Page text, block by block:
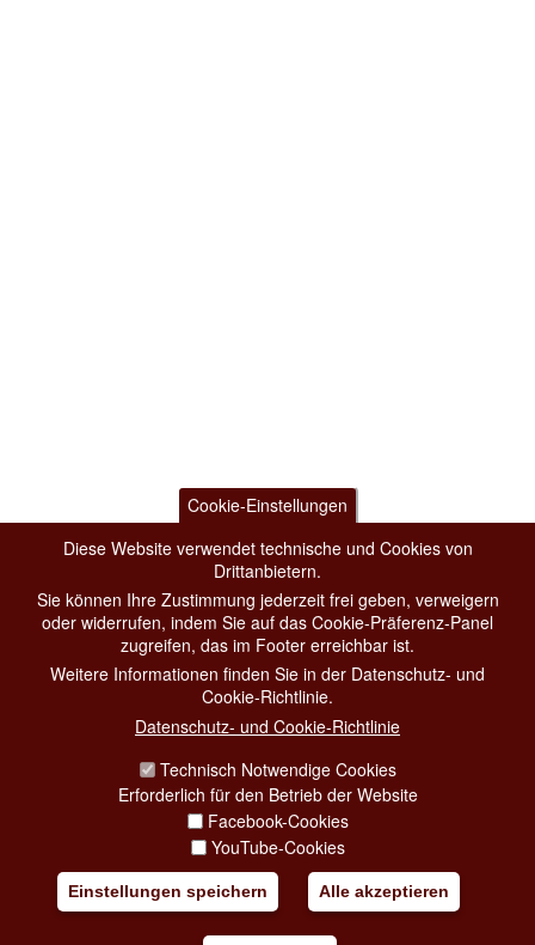
Cookie-Einstellungen
Diese Website verwendet technische und Cookies von
Drittanbietern.
Sie können Ihre Zustimmung jederzeit frei geben, verweigern
oder widerrufen, indem Sie auf das Cookie-Präferenz-Panel
zugreifen, das im Footer erreichbar ist.
Weitere Informationen finden Sie in der Datenschutz- und
Cookie-Richtlinie.
Datenschutz- und Cookie-Richtlinie
Technisch Notwendige Cookies
Erforderlich für den Betrieb der Website
Facebook-Cookies
YouTube-Cookies
Einstellungen speichern Alle akzeptieren